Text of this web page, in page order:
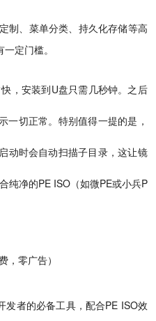
制、菜单分类、持久化存储等高
定门槛。
，安装到U盘只需几秒钟。之后
一切正常。特别值得一提的是，
动时会自动扫描子目录，这让镜
纯净的PE ISO（如微PE或小兵P
，零广告）
发者的必备工具，配合PE ISO效